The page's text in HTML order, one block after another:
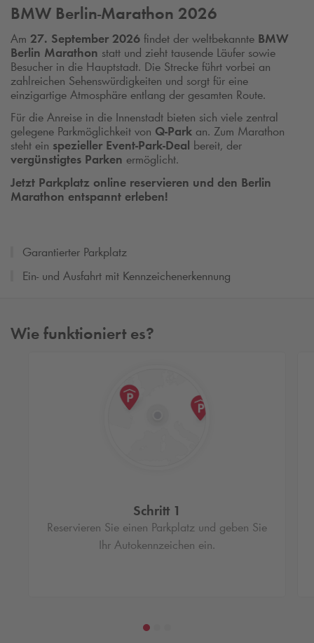
BMW Berlin-Marathon 2026
Am 27. September 2026 findet der weltbekannte BMW
Berlin Marathon statt und zieht tausende Läufer sowie
Besucher in die Hauptstadt. Die Strecke führt vorbei an
zahlreichen Sehenswürdigkeiten und sorgt für eine
einzigartige Atmosphäre entlang der gesamten Route.
Für die Anreise in die Innenstadt bieten sich viele zentral
gelegene Parkmöglichkeit von Q-Park an. Zum Marathon
steht ein spezieller Event-Park-Deal bereit, der
vergünstigtes Parken ermöglicht.
Jetzt Parkplatz online reservieren und den Berlin
Marathon entspannt erleben!
Garantierter Parkplatz
Ein- und Ausfahrt mit Kennzeichenerkennung
Wie funktioniert es?
Schritt 1
Reservieren Sie einen Parkplatz und geben Sie
Ihr Autokennzeichen ein.